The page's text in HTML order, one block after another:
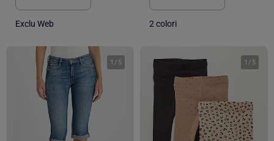
Exclu Web 2 colori
1 / 5 1 / 5